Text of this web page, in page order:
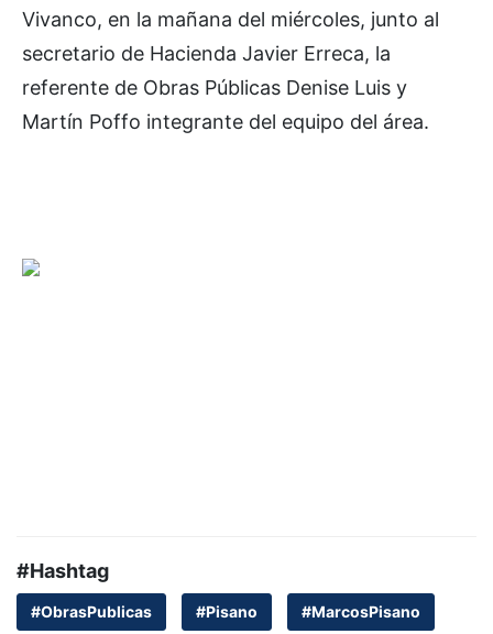
Vivanco, en la mañana del miércoles, junto al
secretario de Hacienda Javier Erreca, la
referente de Obras Públicas Denise Luis y
Martín Poffo integrante del equipo del área.
#Hashtag
#ObrasPublicas #Pisano #MarcosPisano